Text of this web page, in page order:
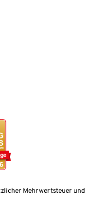
Mehrwertsteuer und